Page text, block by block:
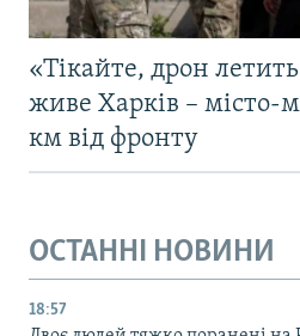
«Тікайте, дрон
живе Харків – місто-
км від фронту
ОСТАННІ НОВИНИ
18:57